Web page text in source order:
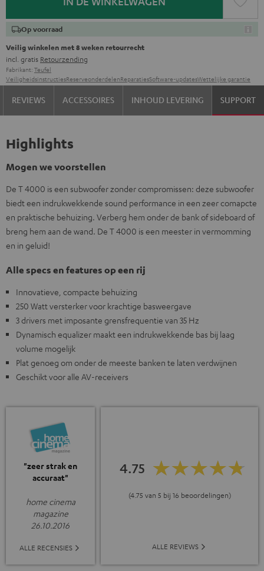
Op voorraad
Veilig winkelen met 8 weken retourrecht
incl. gratis Retourzending
Fabrikant: Teufel
VeiligheidsinstructiesReserveonderdelenReparatiesSoftware-updatesWettelijke garantie
REVIEWS ACCESSOIRES INHOUD LEVERING SUPPORT
Highlights
Mogen we voorstellen
De T 4000 is een subwoofer zonder compromissen: deze subwoofer
biedt een indrukwekkende sound performance in een zeer comapcte
en praktische behuizing. Verberg hem onder de bank of sideboard of
breng hem aan de wand. De T 4000 is een meester in vermomming
en in geluid!
Alle specs en features op een rij
Innovatieve, compacte behuizing
250 Watt versterker voor krachtige basweergave
3 drivers met imposante grensfrequentie van 35 Hz
Dynamisch equalizer maakt een indrukwekkende bas bij laag
volume mogelijk
Plat genoeg om onder de meeste banken te laten verdwijnen
Geschikt voor alle AV-receivers
"zeer strak en
accuraat"
home cinema
magazine
26.10.2016
ALLE RECENSIES
4.75
(4.75 van 5 bij 16 beoordelingen)
ALLE REVIEWS